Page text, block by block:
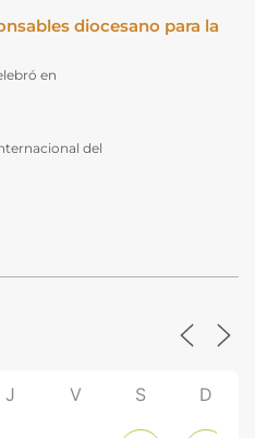
diocesano para la
en
del
J V S D